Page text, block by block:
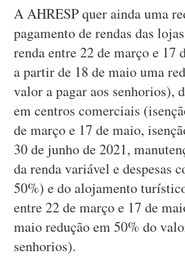
A AHRESP quer ainda uma
pagamento de rendas das
renda entre 22 de março e 17
a partir de 18 de maio uma
valor a pagar aos senhorios),
em centros comerciais
de março e 17 de maio,
30 de junho de 2021,
da renda variável e despesas
50%) e do alojamento
entre 22 de março e 17 de
maio redução em 50% do
senhorios).